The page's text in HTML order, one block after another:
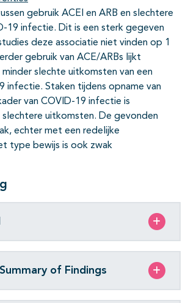
gebruik ACEI en ARB en slechtere
19 infectie. Dit is een sterk gegeven
deze associatie niet vinden op 1
gebruik van ACE/ARBs lijkt
slechte uitkomsten van een
infectie. Staken tijdens opname van
van COVID-19 infectie is
uitkomsten. De gevonden
echter met een redelijke
type bewijs is ook zwak
of Findings